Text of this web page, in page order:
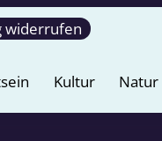
widerrufen
Kultur Natur